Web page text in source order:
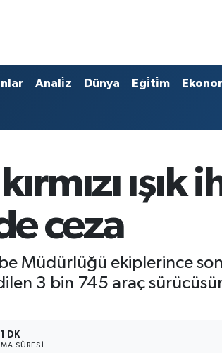
Anali̇z Dünya Eği̇ti̇m
ceza
Müdürlüğü ekiplerince
edilen 3 bin 745 araç
1 DK
SÜRESI